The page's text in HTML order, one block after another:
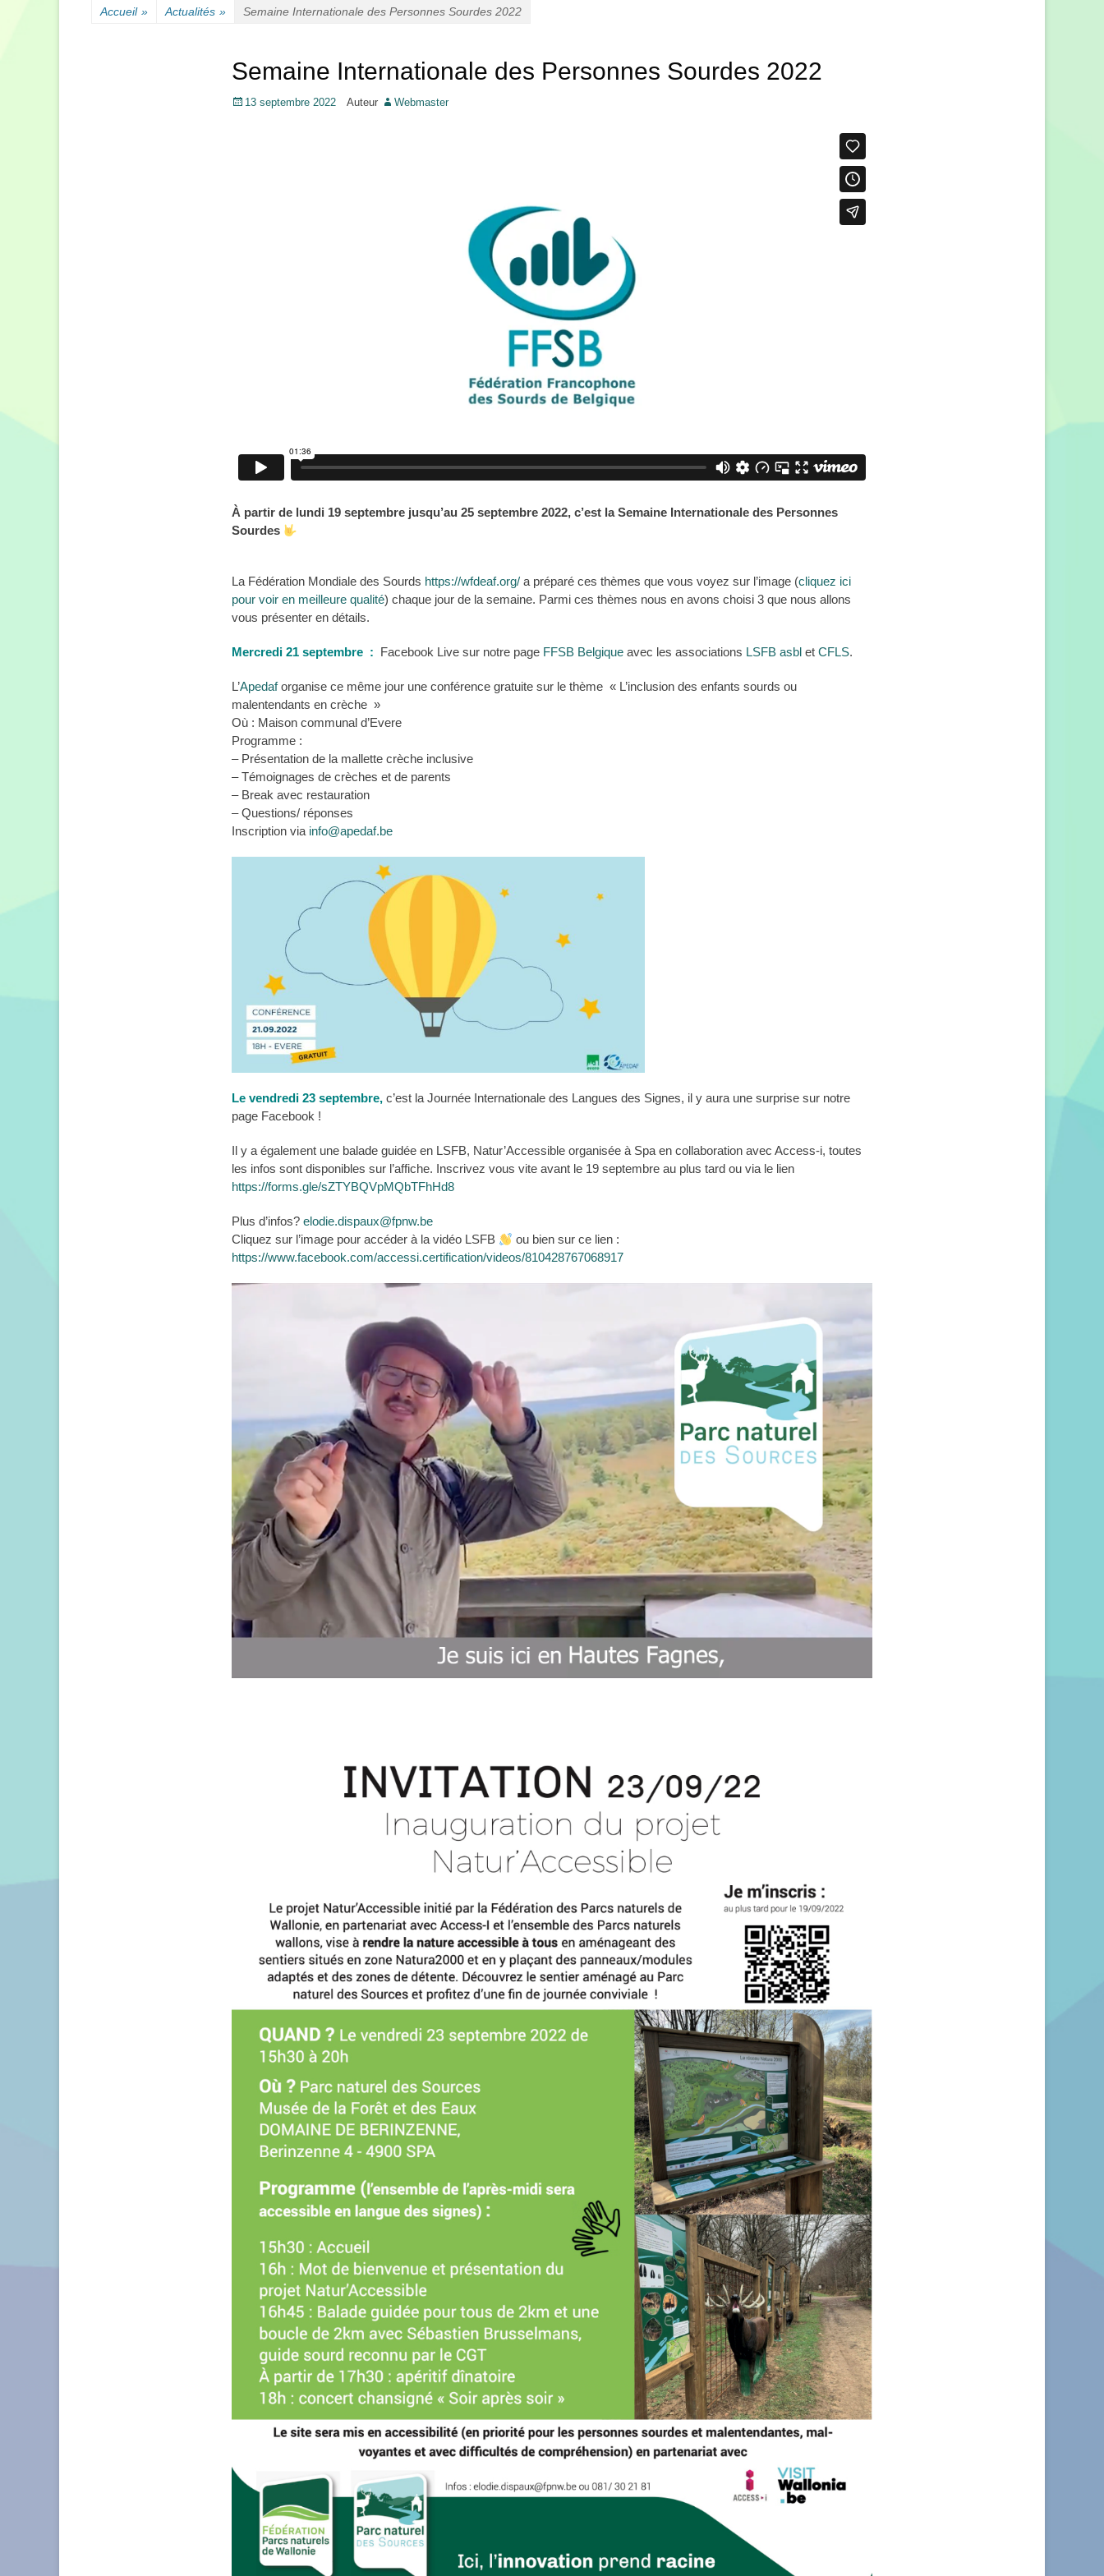
Accueil » Actualités » Semaine Internationale des Personnes Sourdes 2022
Semaine Internationale des Personnes Sourdes 2022
Posté13 septembre 2022 Auteur Webmaster
À partir de lundi 19 septembre jusqu’au 25 septembre 2022, c’est la Semaine Internationale des Personnes
Sourdes
La Fédération Mondiale des Sourds https://wfdeaf.org/ a préparé ces thèmes que vous voyez sur l’image (cliquez ici
pour voir en meilleure qualité) chaque jour de la semaine. Parmi ces thèmes nous en avons choisi 3 que nous allons
vous présenter en détails.
Mercredi 21 septembre : Facebook Live sur notre page FFSB Belgique avec les associations LSFB asbl et CFLS.
L’Apedaforganise ce même jour une conférence gratuite sur le thème « L’inclusion des enfants sourds ou
malentendants en crèche »
Où : Maison communal d’Evere
Programme :
– Présentation de la mallette crèche inclusive
– Témoignages de crèches et de parents
– Break avec restauration
– Questions/ réponses
Inscription via info@apedaf.be
Le vendredi 23 septembre, c’est la Journée Internationale des Langues des Signes, il y aura une surprise sur notre
page Facebook !
Il y a également une balade guidée en LSFB, Natur’Accessible organisée à Spa en collaboration avec Access-i, toutes
les infos sont disponibles sur l’affiche. Inscrivez vous vite avant le 19 septembre au plus tard ou via le lien
https://forms.gle/sZTYBQVpMQbTFhHd8
Plus d’infos? elodie.dispaux@fpnw.be
Cliquez sur l’image pour accéder à la vidéo LSFB
ou bien sur ce lien :
https://www.facebook.com/accessi.certification/videos/810428767068917